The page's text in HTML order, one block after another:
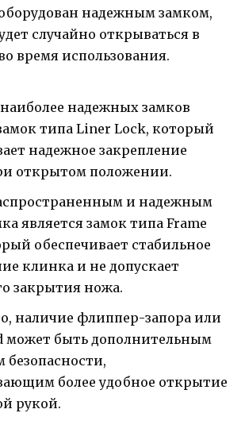
надежным замком,
случайно открываться в
время использования.
надежных замков
типа Liner Lock, который
надежное закрепление
открытом положении.
и надежным
является замок типа Frame
обеспечивает стабильное
клинка и не допускает
закрытия ножа.
наличие флиппер-запора или
может быть дополнительным
безопасности,
более удобное открытие
рукой.